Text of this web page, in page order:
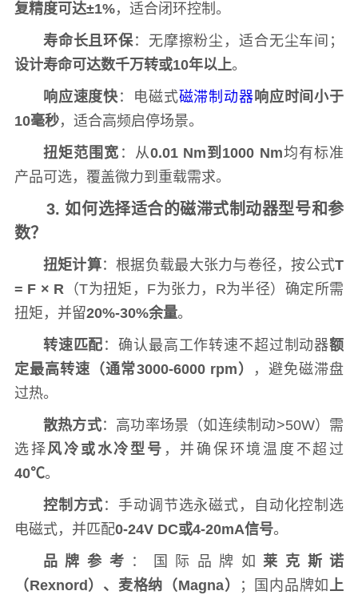
复精度可达±1%，适合闭环控制。
寿命长且环保：无摩擦粉尘，适合无尘车间；
设计寿命可达数千万转或10年以上。
响应速度快 ：电磁式磁滞制动器响应时间小于
10毫秒，适合高频启停场景。
扭矩范围宽 ：从0.01 Nm到1000 Nm均有标准
产品可选，覆盖微力到重载需求。
3. 如何选择适合的磁滞式制动器型号和参
数？
扭矩计算：根据负载最大张力与卷径，按公式T
= F × R （T为扭矩，F为张力，R为半径）确定所需
扭矩，并留20%-30%余量。
转速匹配 ：确认最高工作转速不超过制动器额
定最高转速（通常3000-6000 rpm）
，避免磁滞盘
过热。
散热方式：高功率场景（如连续制动>50W）需
选择风冷或水冷型号 ，并确保环境温度不超过
40℃。
控制方式 ：手动调节选永磁式，自动化控制选
电磁式，并匹配0-24V DC或4-20mA信号。
品牌参考 ：国际品牌如莱克斯诺
（Rexnord）、麦格纳（Magna）
；国内品牌如 上